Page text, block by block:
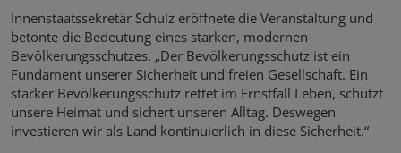
Innenstaatssekretär Schulz eröffnete die Veranstaltung und
betonte die Bedeutung eines starken, modernen
Bevölkerungsschutzes. „Der Bevölkerungsschutz ist ein
Fundament unserer Sicherheit und freien Gesellschaft. Ein
starker Bevölkerungsschutz rettet im Ernstfall Leben, schützt
unsere Heimat und sichert unseren Alltag. Deswegen
investieren wir als Land kontinuierlich in diese Sicherheit.“